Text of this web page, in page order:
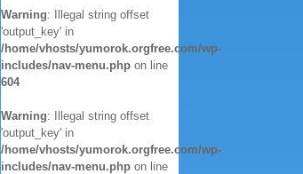
Warning: Illegal string offset
'output_key' in
/home/vhosts/yumorok.orgfree.com/wp-
includes/nav-menu.php on line
604
Warning: Illegal string offset
'output_key' in
/home/vhosts/yumorok.orgfree.com/wp-
includes/nav-menu.php on line